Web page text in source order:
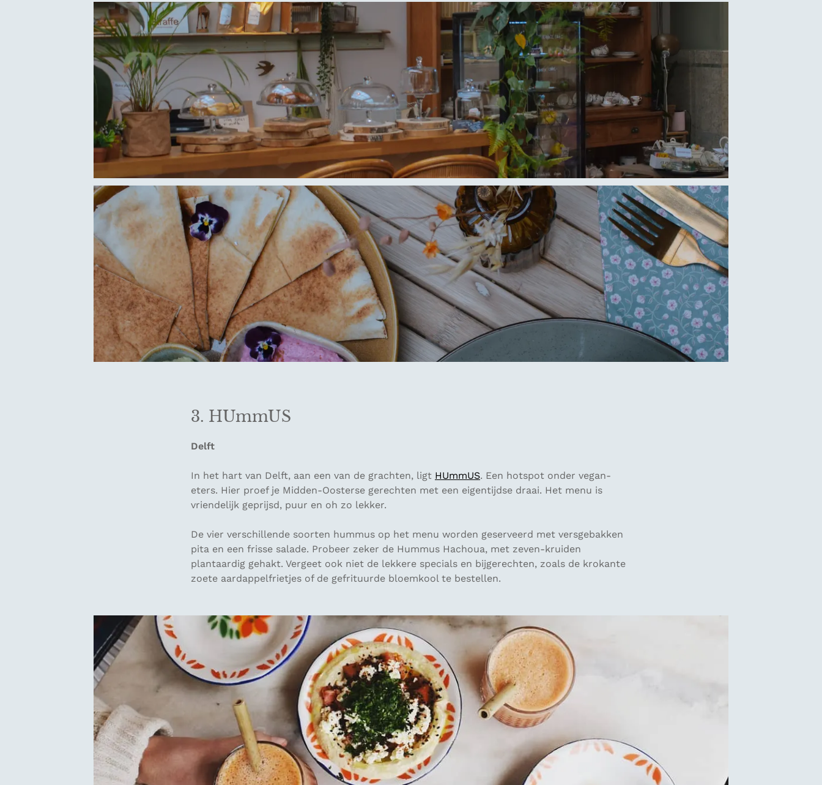
3. HUmmUS
Delft
In het hart van Delft, aan een van de grachten, ligt HUmmUS. Een hotspot onder vegan-
eters. Hier proef je Midden-Oosterse gerechten met een eigentijdse draai. Het menu is
vriendelijk geprijsd, puur en oh zo lekker.
De vier verschillende soorten hummus op het menu worden geserveerd met versgebakken
pita en een frisse salade. Probeer zeker de Hummus Hachoua, met zeven-kruiden
plantaardig gehakt. Vergeet ook niet de lekkere specials en bijgerechten, zoals de krokante
zoete aardappelfrietjes of de gefrituurde bloemkool te bestellen.